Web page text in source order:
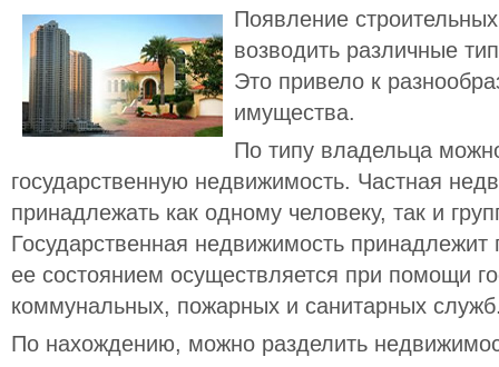
Появление
возводить различные
Это привело к
имущества.
По типу владельца
государственную недвижимость. Частная
принадлежать как одному человеку, так и
Государственная недвижимость принадлежит
ее состоянием осуществляется при помощи
коммунальных, пожарных и санитарных
По нахождению, можно разделить